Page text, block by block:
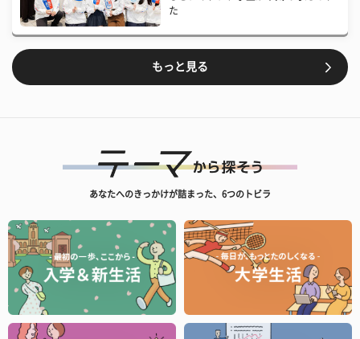
た
もっと見る
あなたへのきっかけが詰まった、6つのトビラ